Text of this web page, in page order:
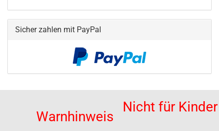
Sicher zahlen mit PayPal
Warnhinweis
Nicht für